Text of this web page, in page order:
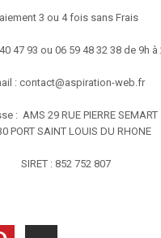
3 ou 4 fois sans Frais
47 93 ou 06 59 48 32 38 de 9h à
:contact@aspiration-web.fr
: AMS 29 RUE PIERRE SEMART
PORT SAINT LOUIS DU RHONE
SIRET : 852 752 807